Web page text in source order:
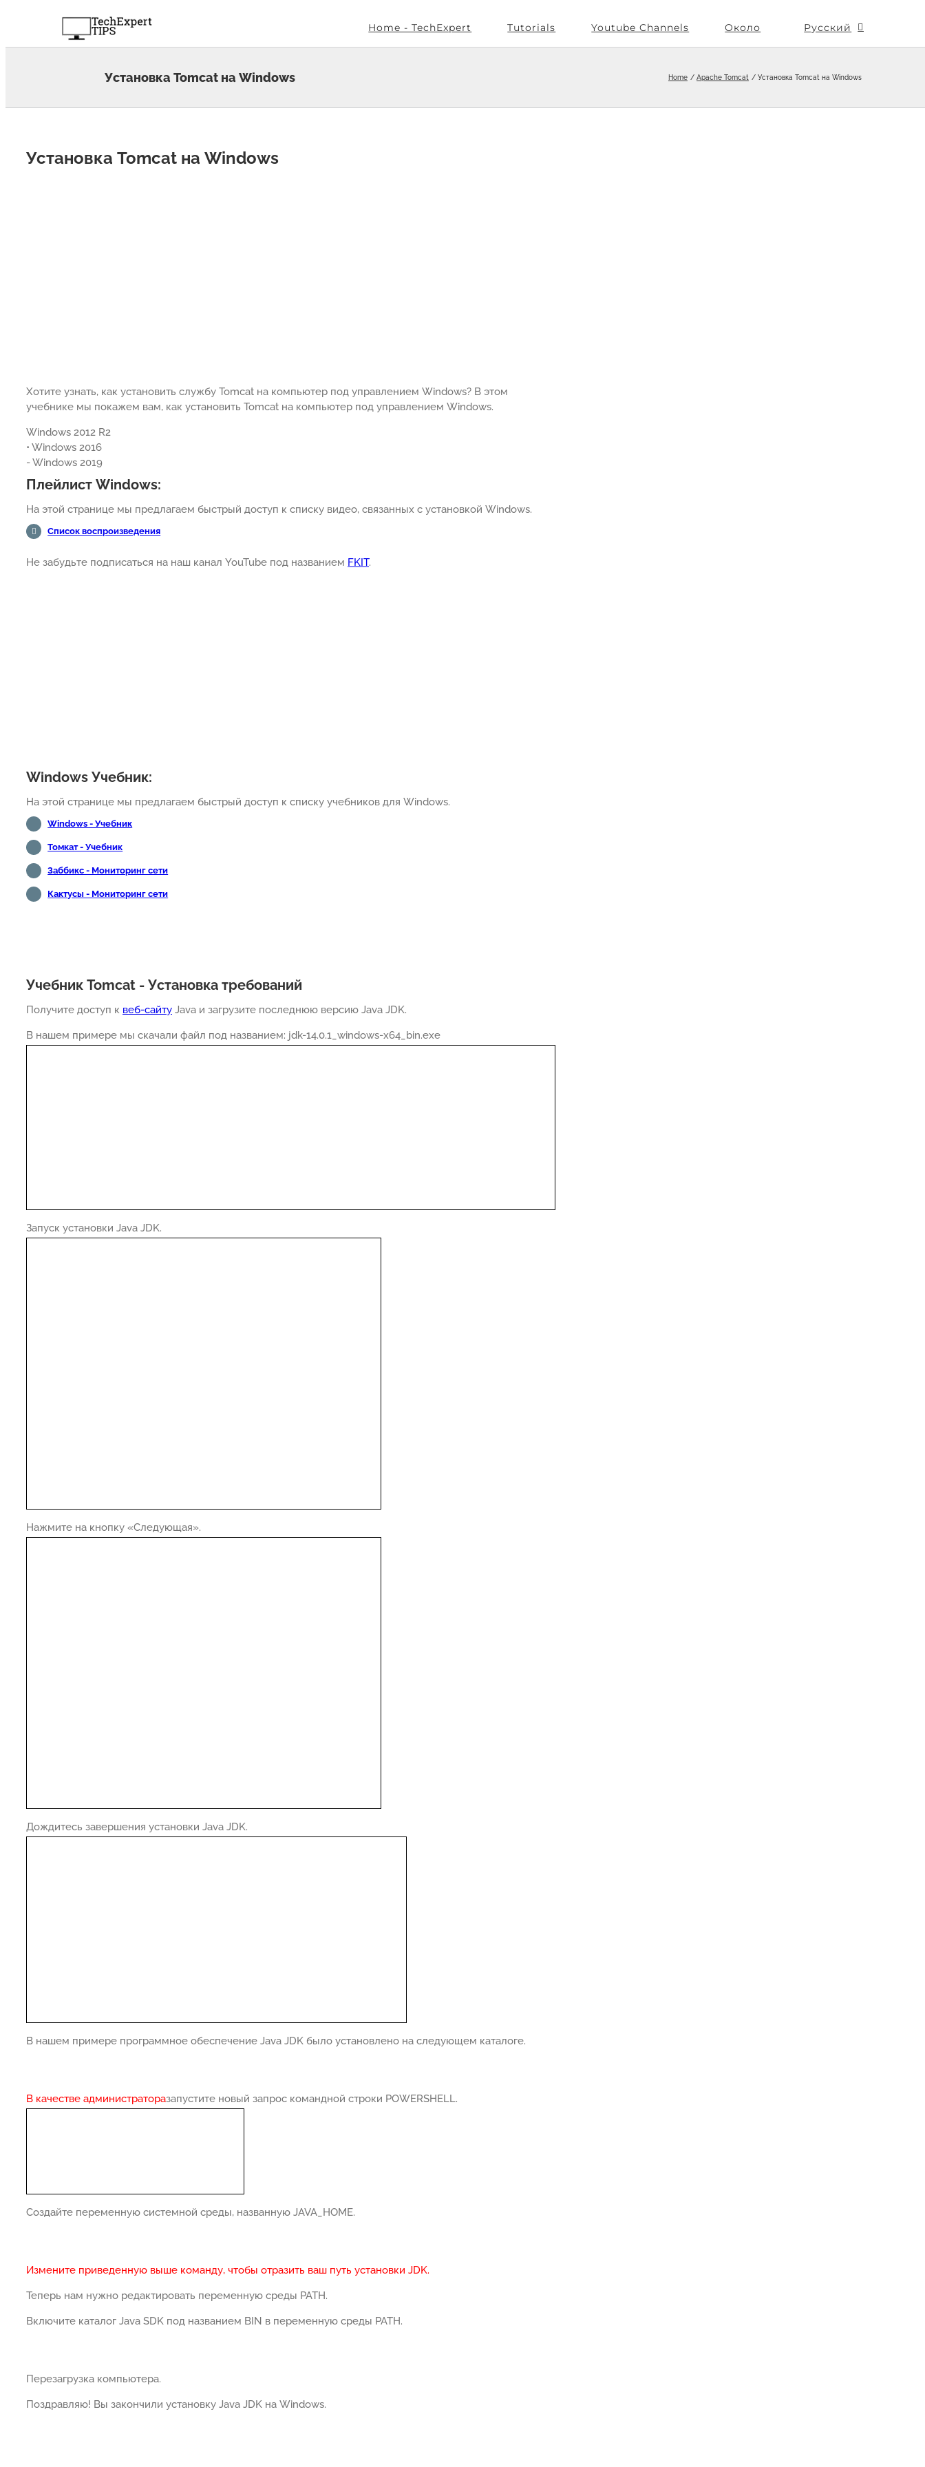
Home - TechExpert Tutorials Youtube Channels Около Русский
Установка Tomcat на Windows Home Apache Tomcat Установка Tomcat на Windows
Установка Tomcat на Windows
Хотите узнать, как установить службу Tomcat на компьютер под управлением Windows? В этом
учебнике мы покажем вам, как установить Tomcat на компьютер под управлением Windows.
Windows 2012 R2
• Windows 2016
- Windows 2019
Плейлист Windows:
На этой странице мы предлагаем быстрый доступ к списку видео, связанных с установкой Windows.
Список воспроизведения
Не забудьте подписаться на наш канал YouTube под названием FKIT.
Windows Учебник:
На этой странице мы предлагаем быстрый доступ к списку учебников для Windows.
Windows - Учебник
Томкат - Учебник
Заббикс - Мониторинг сети
Кактусы - Мониторинг сети
Учебник Tomcat - Установка требований
Получите доступ к веб-сайту Java и загрузите последнюю версию Java JDK.
В нашем примере мы скачали файл под названием: jdk-14.0.1_windows-x64_bin.exe
Запуск установки Java JDK.
Нажмите на кнопку «Следующая».
Дождитесь завершения установки Java JDK.
В нашем примере программное обеспечение Java JDK было установлено на следующем каталоге.
В качестве администраторазапустите новый запрос командной строки POWERSHELL.
Создайте переменную системной среды, названную JAVA_HOME.
Измените приведенную выше команду, чтобы отразить ваш путь установки JDK.
Теперь нам нужно редактировать переменную среды PATH.
Включите каталог Java SDK под названием BIN в переменную среды PATH.
Перезагрузка компьютера.
Поздравляю! Вы закончили установку Java JDK на Windows.